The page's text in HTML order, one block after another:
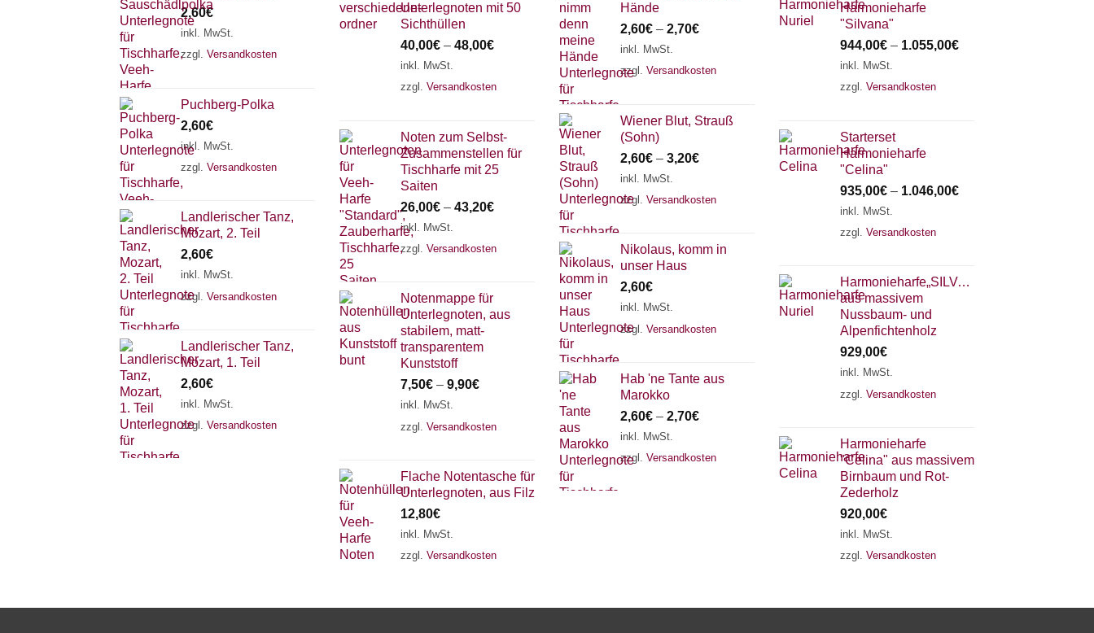
2,60€
inkl. MwSt.
zzgl. Versandkosten
Puchberg-Polka
2,60€
inkl. MwSt.
zzgl. Versandkosten
Landlerischer Tanz,
Mozart, 2. Teil
2,60€
inkl. MwSt.
zzgl. Versandkosten
Landlerischer Tanz,
Mozart, 1. Teil
2,60€
inkl. MwSt.
zzgl. Versandkosten
Unterlegnoten mit 50
Sichthüllen
40,00€ – 48,00€
inkl. MwSt.
zzgl. Versandkosten
Noten zum Selbst-
Zusammenstellen für
Tischharfe mit 25
Saiten
26,00€ – 43,20€
inkl. MwSt.
zzgl. Versandkosten
Notenmappe für
Unterlegnoten, aus
stabilem, matt-
transparentem
Kunststoff
7,50€ – 9,90€
inkl. MwSt.
zzgl. Versandkosten
Flache Notentasche für
Unterlegnoten, aus Filz
12,80€
inkl. MwSt.
zzgl. Versandkosten
Hände
2,60€ – 2,70€
inkl. MwSt.
zzgl. Versandkosten
Wiener Blut, Strauß
(Sohn)
2,60€ – 3,20€
inkl. MwSt.
zzgl. Versandkosten
Nikolaus, komm in
unser Haus
2,60€
inkl. MwSt.
zzgl. Versandkosten
Hab 'ne Tante aus
Marokko
2,60€ – 2,70€
inkl. MwSt.
zzgl. Versandkosten
Harmonieharfe
"Silvana"
944,00€ – 1.055,00€
inkl. MwSt.
zzgl. Versandkosten
Starterset
Harmonieharfe
"Celina"
935,00€ – 1.046,00€
inkl. MwSt.
zzgl. Versandkosten
Harmonieharfe„SILVANA"
aus massivem
Nussbaum- und
Alpenfichtenholz
929,00€
inkl. MwSt.
zzgl. Versandkosten
Harmonieharfe
"Celina" aus massivem
Birnbaum und Rot-
Zederholz
920,00€
inkl. MwSt.
zzgl. Versandkosten
18 SAITEN 21 SAITEN 25 SAITEN
AKKORDZITHER